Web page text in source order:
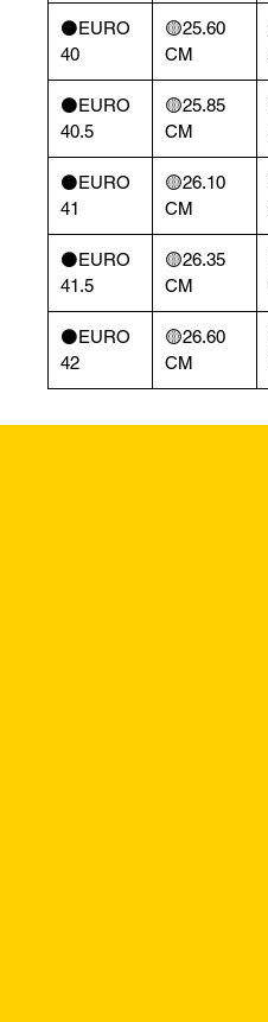
⚫️EURO
40
🟡25.60
CM
⚫️EURO
40.5
🟡25.85
CM
⚫️EURO
41
🟡26.10
CM
⚫️EURO
41.5
🟡26.35
CM
⚫️EURO
42
🟡26.60
CM